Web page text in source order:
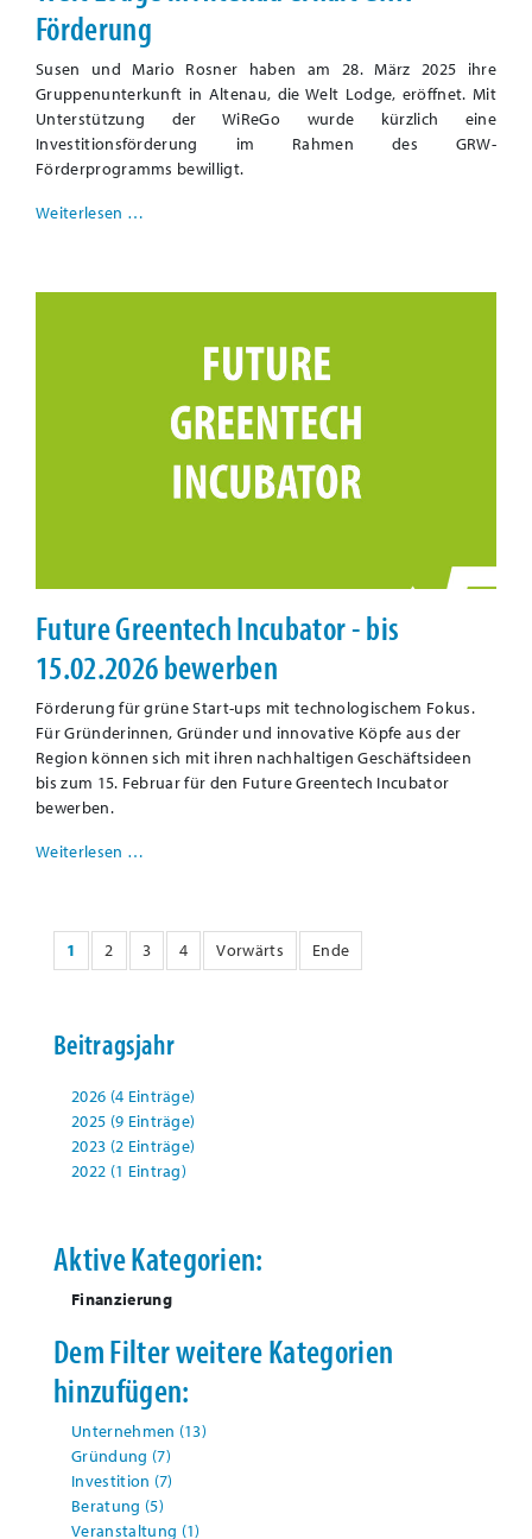
Förderung
Susen und Mario Rosner haben am 28. März 2025 ihre
Gruppenunterkunft in Altenau, die Welt Lodge, eröffnet. Mit
Unterstützung der WiReGo wurde kürzlich eine
Investitionsförderung im Rahmen des GRW-
Förderprogramms bewilligt.
Weiterlesen …
Future Greentech Incubator - bis
15.02.2026 bewerben
Förderung für grüne Start-ups mit technologischem Fokus.
Für Gründerinnen, Gründer und innovative Köpfe aus der
Region können sich mit ihren nachhaltigen Geschäftsideen
bis zum 15. Februar für den Future Greentech Incubator
bewerben.
Weiterlesen …
1 2 3 4 Vorwärts Ende
Beitragsjahr
2026 (4 Einträge)
2025 (9 Einträge)
2023 (2 Einträge)
2022 (1 Eintrag)
Aktive Kategorien:
Finanzierung
Dem Filter weitere Kategorien
hinzufügen:
Unternehmen (13)
Gründung (7)
Investition (7)
Beratung (5)
Veranstaltung (1)